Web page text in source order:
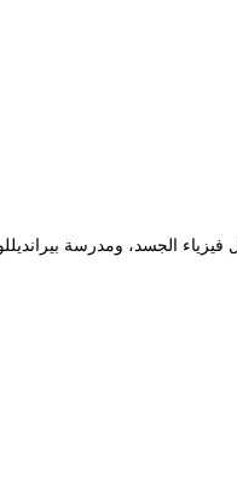
الجسد، ومدرسة